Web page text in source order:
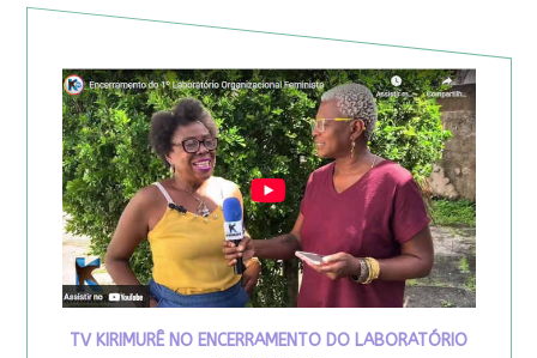
TV KIRIMURÊ NO ENCERRAMENTO DO LABORATÓRIO